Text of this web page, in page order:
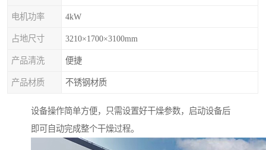
电机功率 4kW
占地尺寸 3210×1700×3100mm
产品清洗 便捷
产品材质 不锈钢材质
设备操作简单方便，只需设置好干燥参数，启动设备后
即可自动完成整个干燥过程。